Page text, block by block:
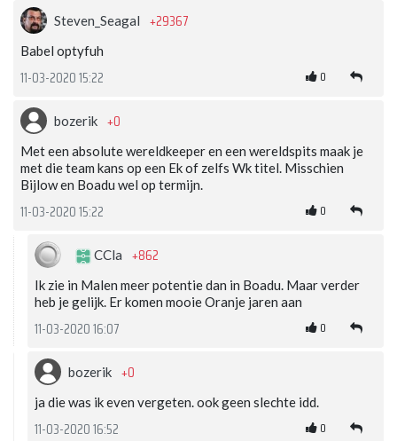
Steven_Seagal +29367
Babel optyfuh
11-03-2020 15:22 0
bozerik +0
Met een absolute wereldkeeper en een wereldspits maak je
met die team kans op een Ek of zelfs Wk titel. Misschien
Bijlow en Boadu wel op termijn.
11-03-2020 15:22 0
CCla +862
Ik zie in Malen meer potentie dan in Boadu. Maar verder
heb je gelijk. Er komen mooie Oranje jaren aan
11-03-2020 16:07 0
bozerik +0
ja die was ik even vergeten. ook geen slechte idd.
11-03-2020 16:52 0